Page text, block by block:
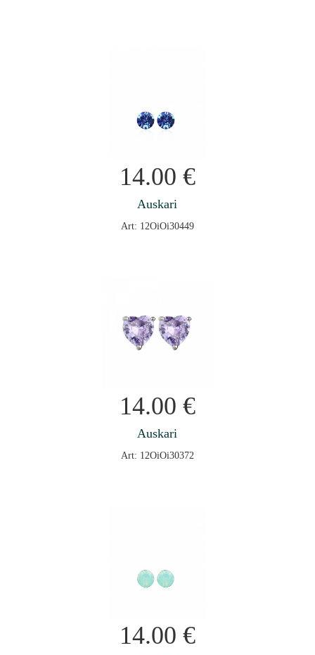
14.00 €
Auskari
Art: 12OiOi30449
14.00 €
Auskari
Art: 12OiOi30372
14.00 €